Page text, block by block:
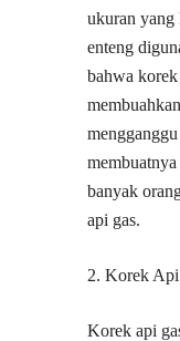
ukuran yang
enteng
bahwa
banyak
api gas.
2. Korek Api
Korek api